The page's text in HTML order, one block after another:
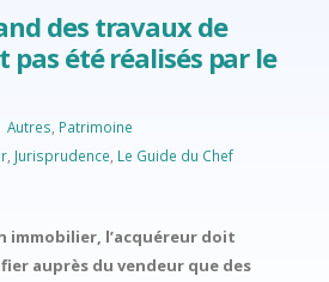
des travaux de
pas été réalisés par le
Autres Patrimoine
, Jurisprudence Le Guide du Chef
immobilier, l’acquéreur doit
auprès du vendeur que des